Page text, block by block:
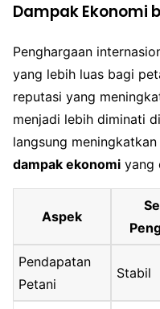
Dampak Ekonomi
Penghargaan
yang lebih luas bagi
reputasi yang
menjadi lebih diminati
langsung
dampak ekonomi yang
Aspek
Pendapatan
Petani
Stabil